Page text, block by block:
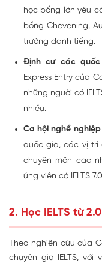
học bổng lớn yêu
bổng Chevening,
trường danh tiếng.
Định cư các
Express Entry của
những người có
nhiều.
Cơ hội nghề
quốc gia, các vị trí
chuyên môn cao
ứng viên có IELTS
2. Học IELTS từ
Theo nghiên cứu của
chuyên gia IELTS, với